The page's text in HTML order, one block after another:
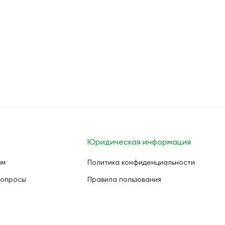
Юридическая информация
Политика конфиденциальности
Правила пользования